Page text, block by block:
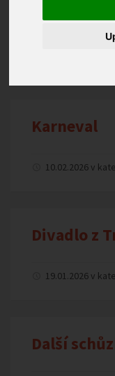
Karneval
10.02.2026 v
Divadlo z
19.01.2026 v
Další